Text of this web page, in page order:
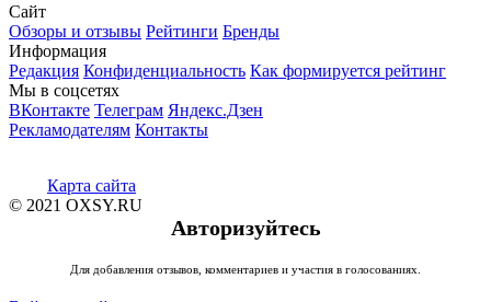
Сайт
Обзоры и отзывы Рейтинги Бренды
Информация
Редакция Конфиденциальность Как формируется рейтинг
Мы в соцсетях
ВКонтакте Телеграм Яндекс.Дзен
Рекламодателям Контакты
Карта сайта
© 2021 OXSY.RU
Авторизуйтесь
Для добавления отзывов, комментариев и участия в голосованиях.